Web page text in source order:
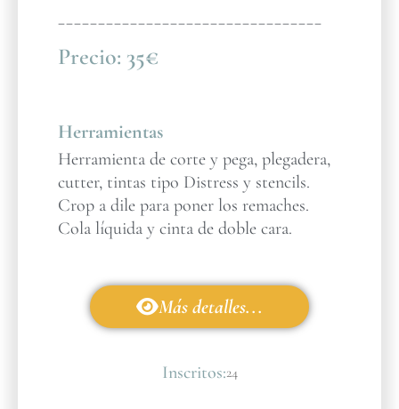
_________________________________
Precio: 35€
Herramientas
Herramienta de corte y pega, plegadera,
cutter, tintas tipo Distress y stencils.
Crop a dile para poner los remaches.
Cola líquida y cinta de doble cara.
Más detalles...
Inscritos:24